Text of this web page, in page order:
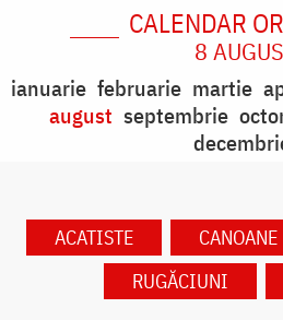
CALENDAR
8
ianuarie februarie martie
august septembrie
ACATISTE CANOANE
RUGĂCIUNI